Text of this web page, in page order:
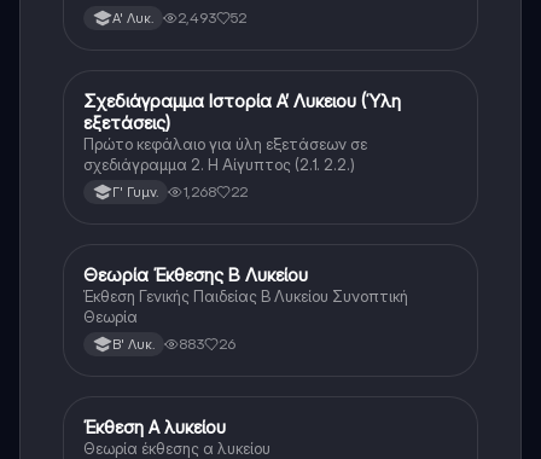
διάρκεια της ομηρικής εποχής.
Α' Λυκ. 2,493 52
Νέα Ελληνικά
Σχεδιάγραμμα Ιστορία Α’ Λυκειου (Ύλη
εξετάσεις)
Πρώτο κεφάλαιο για ύλη εξετάσεων σε
σχεδιάγραμμα 2. Η Αίγυπτος (2.1. 2.2.)
Γ' Γυμν. 1,268 22
Νέα Ελληνικά
Θεωρία Έκθεσης Β Λυκείου
Έκθεση Γενικής Παιδείας Β Λυκείου Συνοπτική
Θεωρία
Β' Λυκ. 883 26
Νέα Ελληνικά
Έκθεση Α λυκείου
Θεωρία έκθεσης α λυκείου